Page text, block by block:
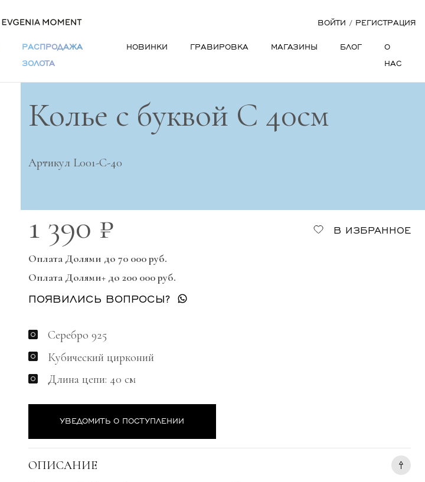
ВОЙТИ / РЕГИСТРАЦИЯ
РАСПРОДАЖА
ЗОЛОТА
НОВИНКИ ГРАВИРОВКА МАГАЗИНЫ БЛОГ
О
НАС
Колье с буквой C 40см
Артикул L001-C-40
1 390 ₽ В ИЗБРАННОЕ
Оплата Долями до 70 000 руб.
Оплата Долями+ до 200 000 руб.
ПОЯВИЛИСЬ ВОПРОСЫ?
Серебро 925
Кубический цирконий
Длина цепи: 40 см
УВЕДОМИТЬ О ПОСТУПЛЕНИИ
ОПИСАНИЕ